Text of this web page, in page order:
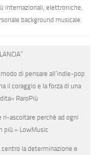
internazionali, elettroniche,
background musicale.
di pensare all’indie-pop
il coraggio e la forza di una
» RaroPiù
ri-ascoltare perchè ad ogni
più. » LowMusic
centro la determinazione e